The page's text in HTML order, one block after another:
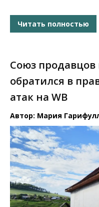
Читать полностью
Союз продавцов
обратился в
атак на WB
Автор: Мария